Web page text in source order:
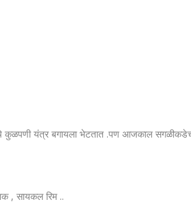
कुळपणी यंत्र बगायला भेटतात .पण आजकाल
, सायकल रिम ..